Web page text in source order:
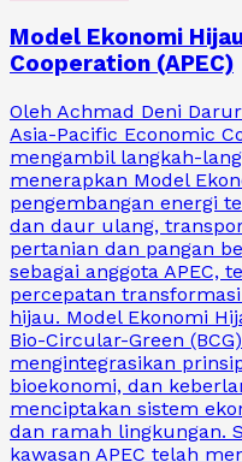
Model Ekonomi
Cooperation (APEC)
Oleh Achmad Deni
Asia-Pacific Economic
mengambil langkah-
menerapkan Model
pengembangan energi
dan daur ulang,
pertanian dan pangan
sebagai anggota APEC,
percepatan
hijau. Model Ekonomi
Bio-Circular-Green
mengintegrasikan
bioekonomi, dan
menciptakan sistem
dan ramah lingkungan.
kawasan APEC telah